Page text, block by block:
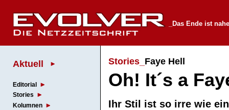
_Das Ende ist nahe
Aktuell
Editorial
Stories
Kolumnen
Stories_ Faye Hell
Oh! It´s a
Ihr Stil ist so irre wie